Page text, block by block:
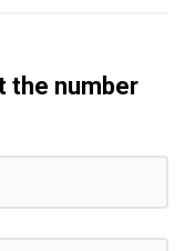
the number